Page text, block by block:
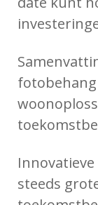
steeds